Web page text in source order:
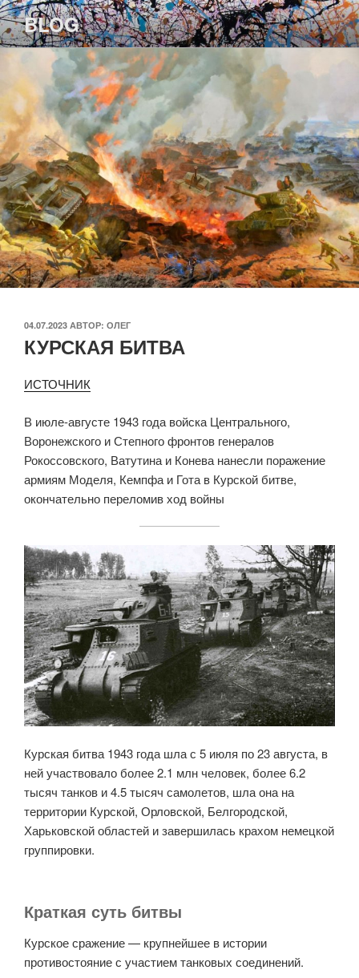
Перейти
к
содержимому
BLOG
ОПУБЛИКОВАНО
04.07.2023 АВТОР: ОЛЕГ
КУРСКАЯ БИТВА
ИСТОЧНИК
В июле-августе 1943 года войска Центрального,
Воронежского и Степного фронтов генералов
Рокоссовского, Ватутина и Конева нанесли поражение
армиям Моделя, Кемпфа и Гота в Курской битве,
окончательно переломив ход войны
Курская битва 1943 года шла с 5 июля по 23 августа, в
ней участвовало более 2.1 млн человек, более 6.2
тысяч танков и 4.5 тысяч самолетов, шла она на
территории Курской, Орловской, Белгородской,
Харьковской областей и завершилась крахом немецкой
группировки.
Краткая суть битвы
Курское сражение — крупнейшее в истории
противостояние с участием танковых соединений.